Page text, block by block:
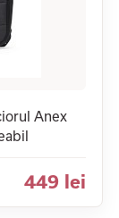
Anex
449 lei